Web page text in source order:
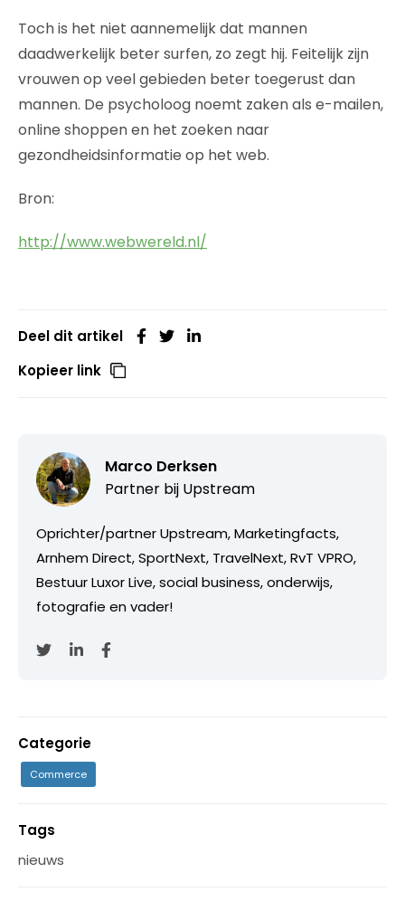
Toch is het niet aannemelijk dat mannen
daadwerkelijk beter surfen, zo zegt hij. Feitelijk zijn
vrouwen op veel gebieden beter toegerust dan
mannen. De psycholoog noemt zaken als e-mailen,
online shoppen en het zoeken naar
gezondheidsinformatie op het web.
Bron:
http://www.webwereld.nl/
Deel dit artikel
Kopieer link
Marco Derksen
Partner bij Upstream
Oprichter/partner Upstream, Marketingfacts,
Arnhem Direct, SportNext, TravelNext, RvT VPRO,
Bestuur Luxor Live, social business, onderwijs,
fotografie en vader!
Categorie
Commerce
Tags
nieuws